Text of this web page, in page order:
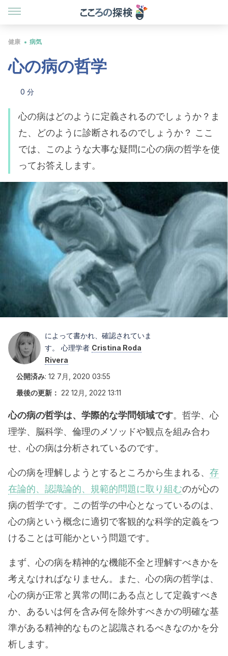
健康 病気
心の病の哲学
0 分
心の病はどのように定義されるのでしょうか？ま
た、どのように診断されるのでしょうか？ ここ
では、このような大事な疑問に心の病の哲学を使
ってお答えします。
によって書かれ、確認されていま
す。 心理学者 Cristina Roda
Rivera
公開済み: 12 7月, 2020 03:55
最後の更新： 22 12月, 2022 13:11
心の病の哲学は、学際的な学問領域です。哲学、心
理学、脳科学、倫理のメソッドや観点を組み合わ
せ、心の病は分析されているのです。
心の病を理解しようとするところから生まれる、 存
在論的、認識論的、規範的問題に取り組むのが心の
病の哲学です。この哲学の中心となっているのは、
心の病という概念に適切で客観的な科学的定義をつ
けることは可能かという問題です。
まず、心の病を精神的な機能不全と理解すべきかを
考えなければなりません。また、心の病の哲学は、
心の病が正常と異常の間にある点として定義すべき
か、あるいは何を含み何を除外すべきかの明確な基
準がある精神的なものと認識されるべきなのかを分
析します。